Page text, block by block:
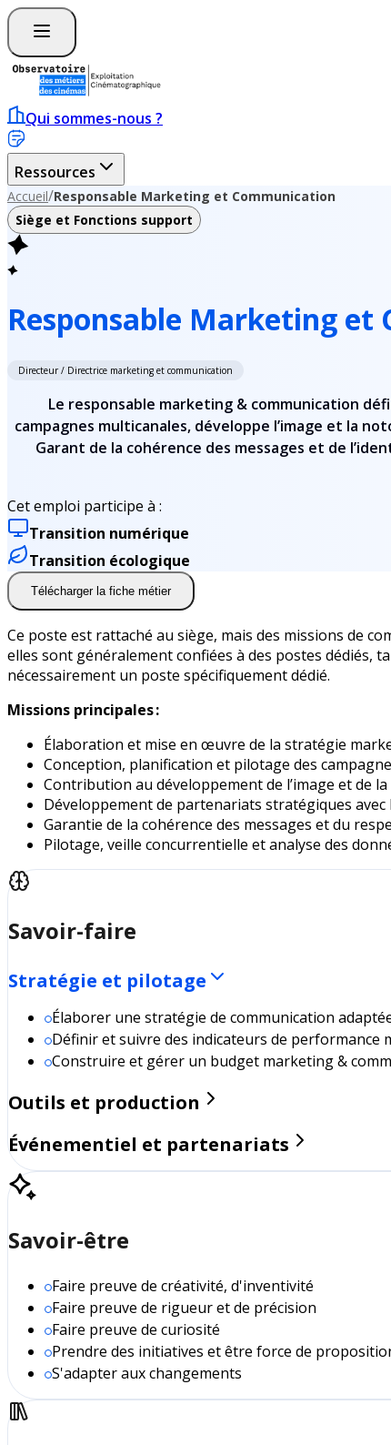
Qui sommes-nous ?
Ressources
Accueil/Responsable Marketing et Communication
Siège et Fonctions support
Responsable Marketing et
Directeur / Directrice marketing et communication
Le responsable marketing & communication
campagnes multicanales, développe l’image et la
Garant de la cohérence des messages et de
Cet emploi participe à :
Transition numérique
Transition écologique
Télécharger la fiche métier
Ce poste est rattaché au siège, mais des missions de
elles sont généralement confiées à des postes dédiés,
nécessairement un poste spécifiquement dédié.
Missions principales :
Élaboration et mise en œuvre de la stratégie
Conception, planification et pilotage des
Contribution au développement de l’image et de
Développement de partenariats stratégiques
Garantie de la cohérence des messages et du
Pilotage, veille concurrentielle et analyse des
Savoir-faire
Stratégie et pilotage
Élaborer une stratégie de communication
Définir et suivre des indicateurs de performance
Construire et gérer un budget marketing &
Outils et production
Événementiel et partenariats
Savoir-être
Faire preuve de créativité, d'inventivité
Faire preuve de rigueur et de précision
Faire preuve de curiosité
Prendre des initiatives et être force de
S'adapter aux changements